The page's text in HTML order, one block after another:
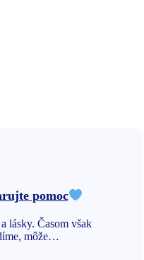
pomoc
lásky. Časom však
môže…